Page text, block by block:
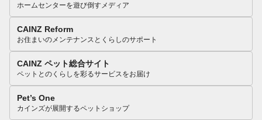
ホームセンターを遊び倒すメディア
CAINZ Reform
お住まいのメンテナンスとくらしのサポート
CAINZ ペット総合サイト
ペットとのくらしを彩るサービスをお届け
Pet’s One
カインズが展開するペットショップ